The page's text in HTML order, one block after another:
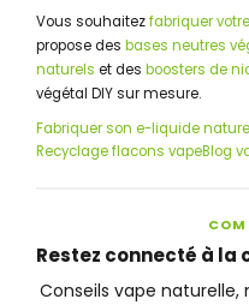
Vous souhaitezfabriquer
propose des bases neutres
naturels et des boosters de
végétal DIY sur mesure.
Fabriquer son e-liquide
Recyclage flacons vapeBlog
Restez connecté à la
Conseils vape